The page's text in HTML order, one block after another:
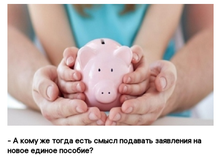
- А кому же тогда есть смысл подавать заявления на
новое единое пособие?